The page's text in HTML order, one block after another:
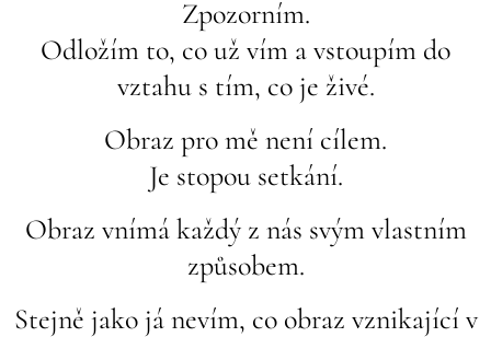
Zpozorním.
Odložím to, co už vím a vstoupím do
vztahu s tím, co je živé.
Obraz pro mě není cílem.
Je stopou setkání.
Obraz vnímá každý z nás svým vlastním
způsobem.
Stejně jako já nevím, co obraz vznikající v